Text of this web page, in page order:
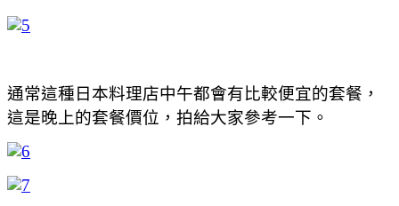
通常這種日本料理店中午都會有比較便宜的套餐，
這是晚上的套餐價位，拍給大家參考一下。